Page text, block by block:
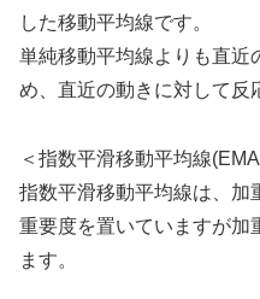
した移動平均線です。
単純移動平均線よりも直近
め、直近の動きに対して反
＜指数平滑移動平均線
指数平滑移動平均線は、加
重要度を置いていますが加
ます。